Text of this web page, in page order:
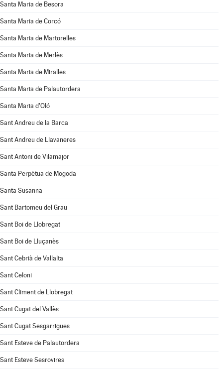
Santa Maria de Besora
Santa Maria de Corcó
Santa Maria de Martorelles
Santa Maria de Merlès
Santa Maria de Miralles
Santa Maria de Palautordera
Santa Maria d'Oló
Sant Andreu de la Barca
Sant Andreu de Llavaneres
Sant Antoni de Vilamajor
Santa Perpètua de Mogoda
Santa Susanna
Sant Bartomeu del Grau
Sant Boi de Llobregat
Sant Boi de Lluçanès
Sant Cebrià de Vallalta
Sant Celoni
Sant Climent de Llobregat
Sant Cugat del Vallès
Sant Cugat Sesgarrigues
Sant Esteve de Palautordera
Sant Esteve Sesrovires